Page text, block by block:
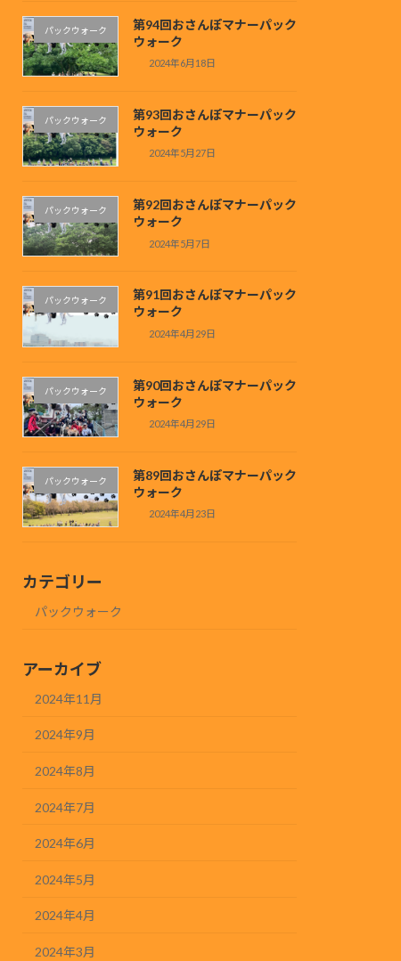
パックウォーク
第94回おさんぽマナーパック
ウォーク
2024年6月18日
パックウォーク
第93回おさんぽマナーパック
ウォーク
2024年5月27日
パックウォーク
第92回おさんぽマナーパック
ウォーク
2024年5月7日
パックウォーク
第91回おさんぽマナーパック
ウォーク
2024年4月29日
パックウォーク
第90回おさんぽマナーパック
ウォーク
2024年4月29日
パックウォーク
第89回おさんぽマナーパック
ウォーク
2024年4月23日
カテゴリー
パックウォーク
アーカイブ
2024年11月
2024年9月
2024年8月
2024年7月
2024年6月
2024年5月
2024年4月
2024年3月